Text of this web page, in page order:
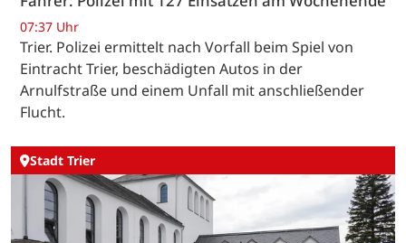
07:37 Uhr
Trier. Polizei ermittelt nach Vorfall beim Spiel von
Eintracht Trier, beschädigten Autos in der
Arnulfstraße und einem Unfall mit anschließender
Flucht.
Stadt Trier